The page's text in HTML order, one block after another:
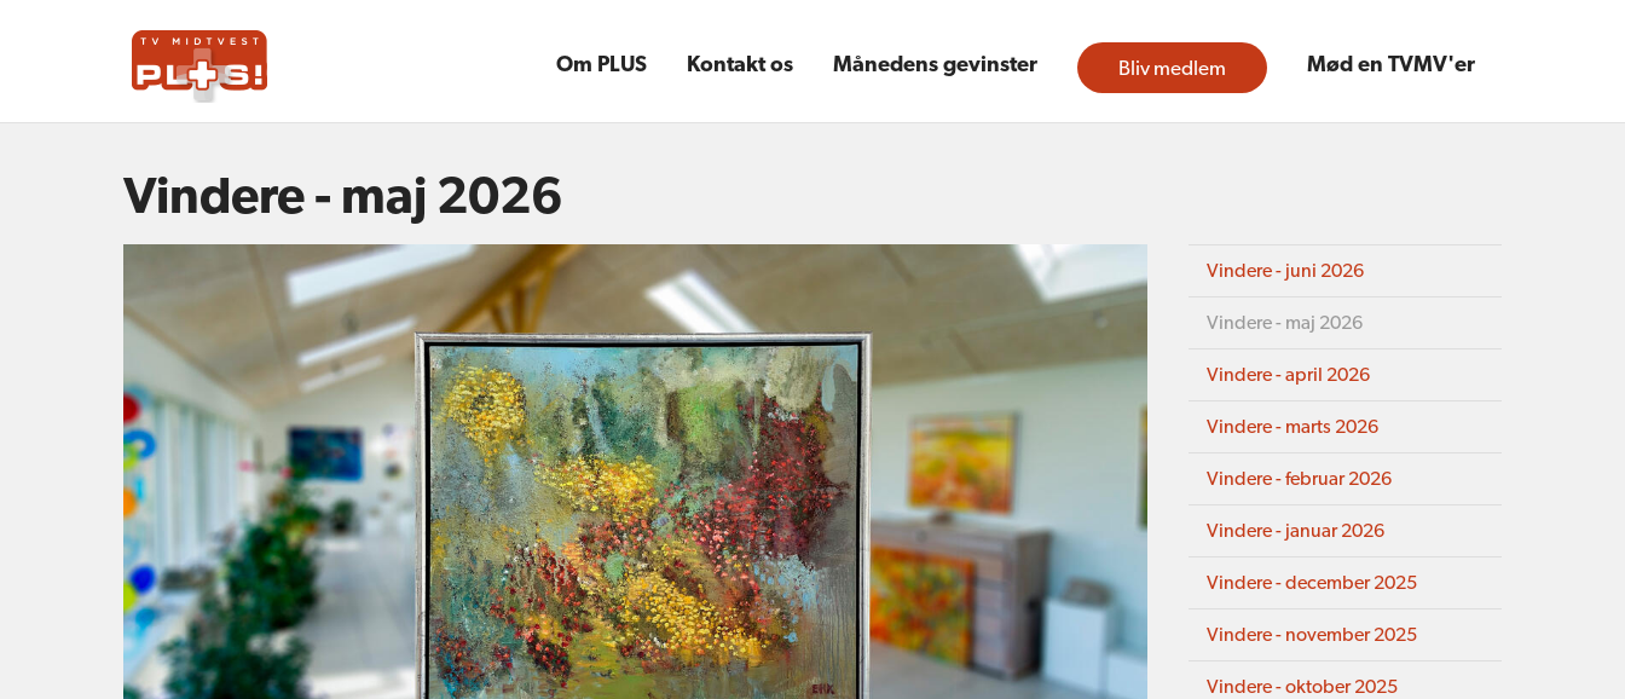
Om PLUS Kontakt os Månedens gevinster Bliv medlem Mød en TVMV'er
Vindere - maj 2026
Vindere - juni 2026
Vindere - maj 2026
Vindere - april 2026
Vindere - marts 2026
Vindere - februar 2026
Vindere - januar 2026
Vindere - december 2025
Vindere - november 2025
Vindere - oktober 2025